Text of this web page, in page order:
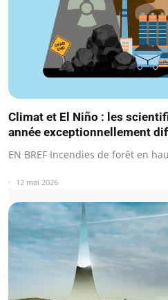
Climat et El Niño : les
année exceptionnellement
EN BREF Incendies de forêt en
12 mai 2026